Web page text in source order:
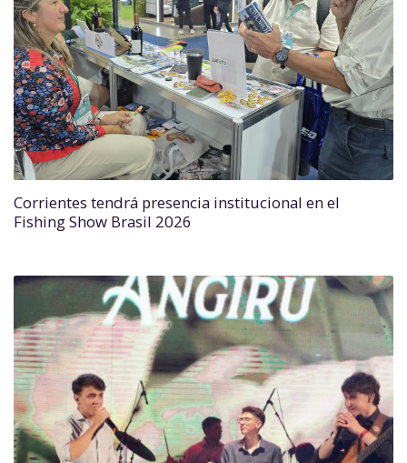
Corrientes tendrá presencia institucional en el
Fishing Show Brasil 2026